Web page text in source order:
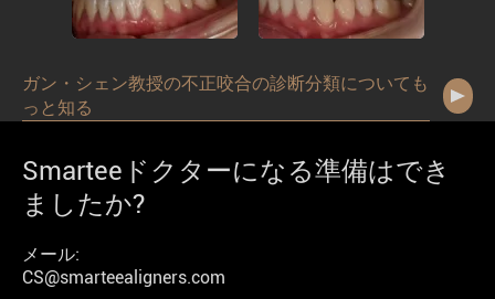
ガン・シェン教授の不正咬合の診断分類についても
っと知る
Smarteeドクターになる準備はでき
ましたか?
メール:
CS@smarteealigners.com